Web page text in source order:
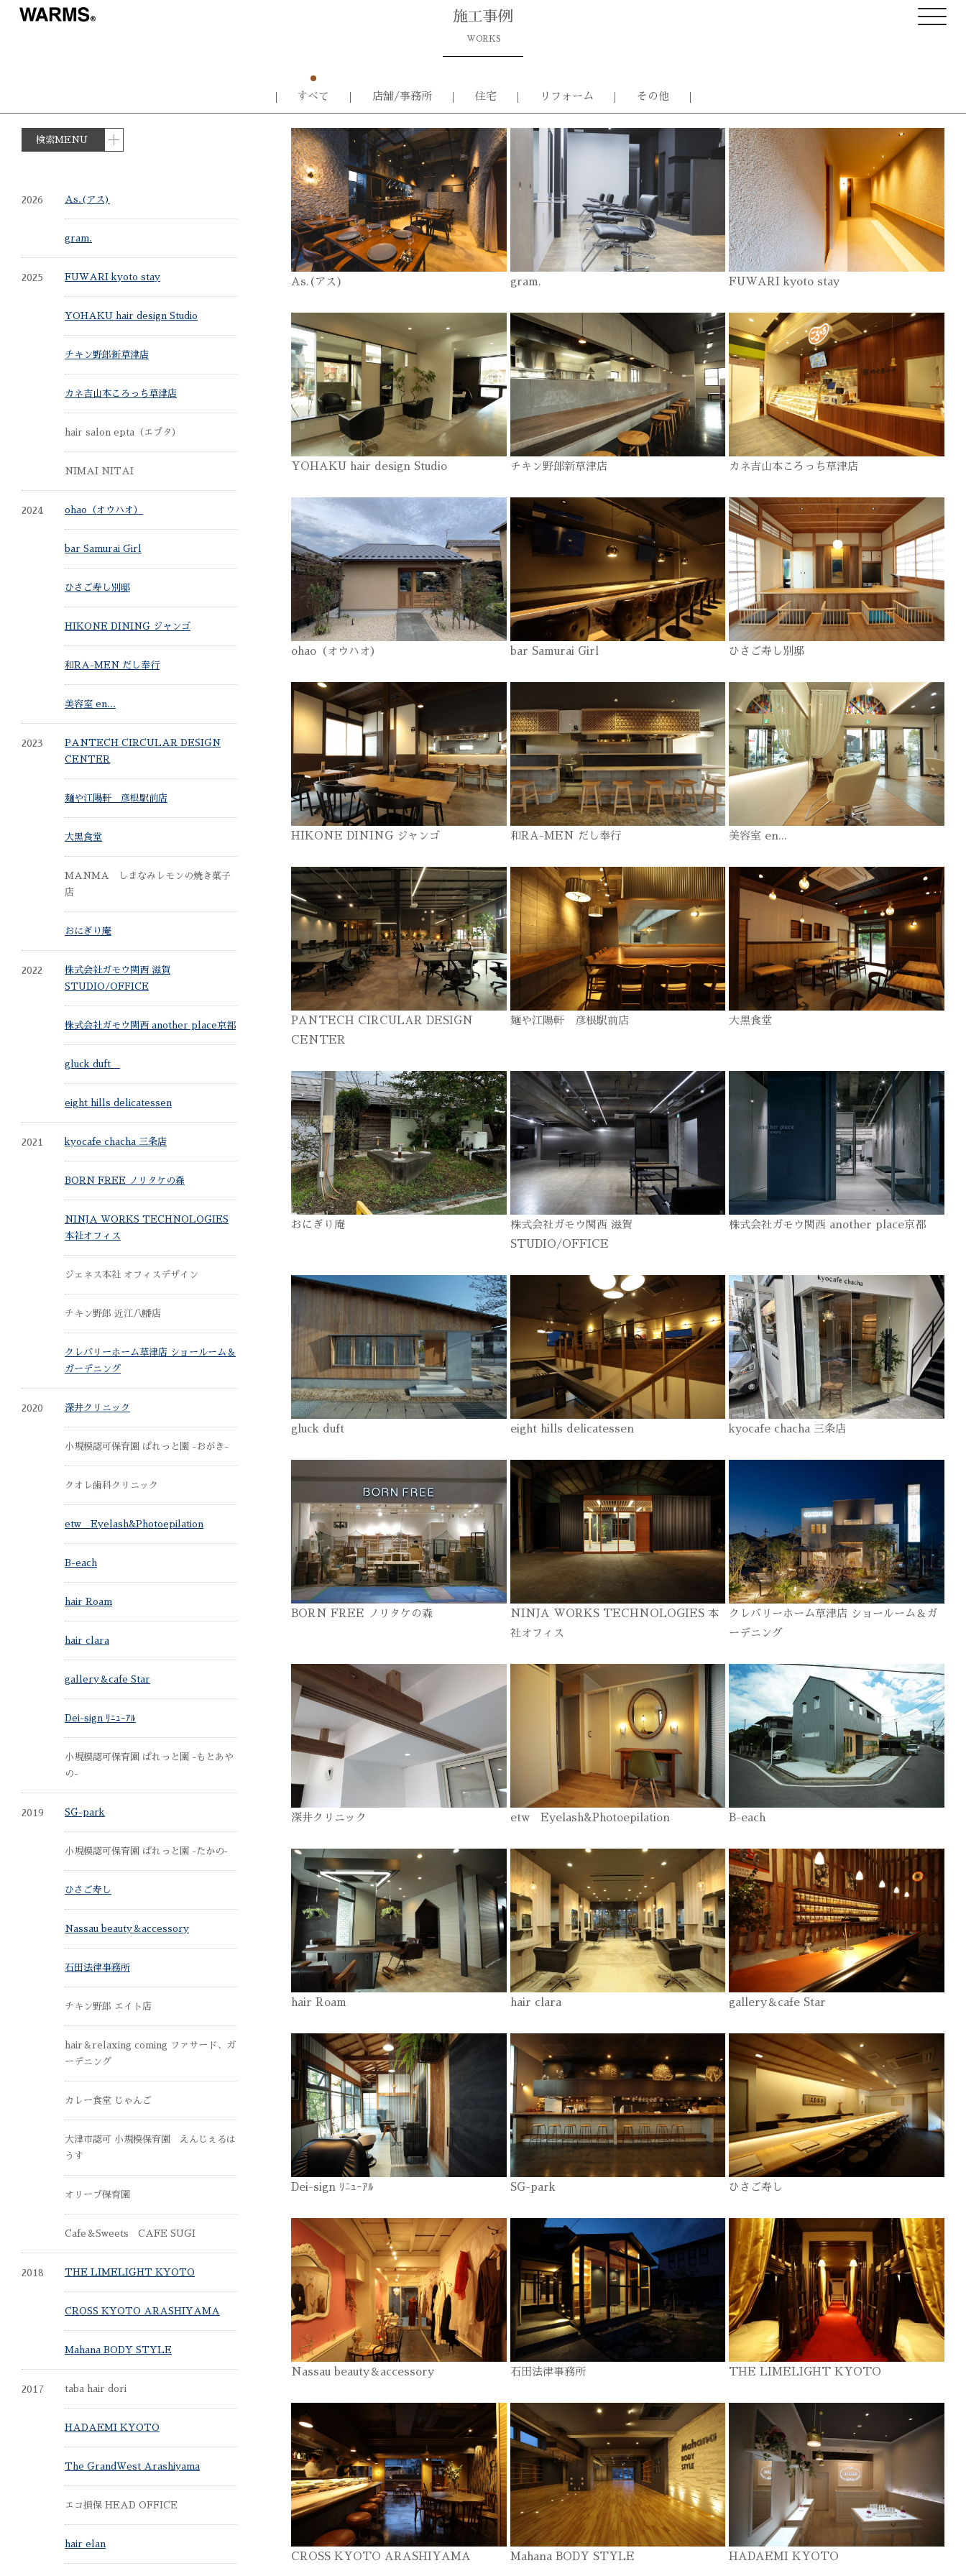
施工事例
WORKS
すべて 店舗/事務所 住宅 リフォーム その他
検索MENU
2026 As.(アス)
gram.
2025 FUWARI kyoto stay
YOHAKU hair design Studio
チキン野郎新草津店
カネ吉山本ころっち草津店
hair salon epta（エプタ）
NIMAI NITAI
2024 ohao（オウハオ）
bar Samurai Girl
ひさご寿し別邸
HIKONE DINING ジャンゴ
和RA-MEN だし奉行
美容室 en...
2023
PANTECH CIRCULAR DESIGN
CENTER
麺や江陽軒 彦根駅前店
大黒食堂
MANMA しまなみレモンの焼き菓子
店
おにぎり庵
2022
株式会社ガモウ関西 滋賀
STUDIO/OFFICE
株式会社ガモウ関西 another place京都
gluck duft
eight hills delicatessen
2021 kyocafe chacha 三条店
BORN FREE ノリタケの森
NINJA WORKS TECHNOLOGIES
本社オフィス
ジェネス本社 オフィスデザイン
チキン野郎 近江八幡店
クレバリーホーム草津店 ショールーム＆
ガーデニング
2020 深井クリニック
小規模認可保育園 ぱれっと園 -おがき-
クオレ歯科クリニック
etw Eyelash&Photoepilation
B-each
hair Roam
hair clara
gallery＆cafe Star
Dei-sign ﾘﾆｭｰｱﾙ
小規模認可保育園 ぱれっと園 -もとあや
の-
2019 SG-park
小規模認可保育園 ぱれっと園 -たかの‐
ひさご寿し
Nassau beauty＆accessory
石田法律事務所
チキン野郎 エイト店
hair＆relaxing coming ファサード、ガ
ーデニング
カレー食堂 じゃんご
大津市認可 小規模保育園 えんじぇるは
うす
オリーブ保育園
Cafe＆Sweets CAFE SUGI
2018 THE LIMELIGHT KYOTO
CROSS KYOTO ARASHIYAMA
Mahana BODY STYLE
2017 taba hair dori
HADAEMI KYOTO
The GrandWest Arashiyama
エコ損保 HEAD OFFICE
hair elan
As.(アス) gram. FUWARI kyoto stay
YOHAKU hair design Studio チキン野郎新草津店 カネ吉山本ころっち草津店
ohao（オウハオ） bar Samurai Girl ひさご寿し別邸
HIKONE DINING ジャンゴ 和RA-MEN だし奉行 美容室 en...
PANTECH CIRCULAR DESIGN
CENTER
麺や江陽軒 彦根駅前店 大黒食堂
おにぎり庵
株式会社ガモウ関西 滋賀
STUDIO/OFFICE
株式会社ガモウ関西 another place京都
gluck duft eight hills delicatessen kyocafe chacha 三条店
BORN FREE ノリタケの森
NINJA WORKS TECHNOLOGIES 本
社オフィス
クレバリーホーム草津店 ショールーム＆ガ
ーデニング
深井クリニック etw Eyelash&Photoepilation B-each
hair Roam hair clara gallery＆cafe Star
Dei-sign ﾘﾆｭｰｱﾙ SG-park ひさご寿し
Nassau beauty＆accessory 石田法律事務所 THE LIMELIGHT KYOTO
CROSS KYOTO ARASHIYAMA Mahana BODY STYLE HADAEMI KYOTO